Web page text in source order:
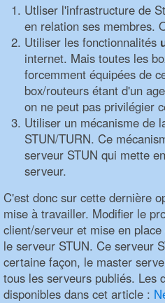
Utliser l'infrastructure de
en relation ses membres.
Utiliser les fonctionnalités
internet. Mais toutes les
forcemment équipées de
box/routeurs étant d'un
on ne peut pas privilégier
Utiliser un mécanisme de
STUN/TURN. Ce
serveur STUN qui mette
serveur.
C'est donc sur cette dernière
mise à travailler. Modifier le
client/serveur et mise en
le serveur STUN. Ce serveur
certaine façon, le master
tous les serveurs publiés. Les
disponibles dans cet article :